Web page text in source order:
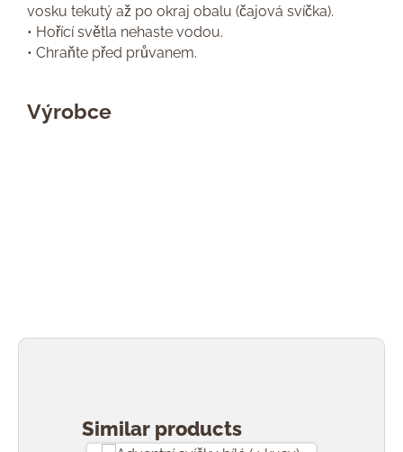
vosku tekutý až po okraj obalu (čajová svíčka).
• Hořící světla nehaste vodou.
• Chraňte před průvanem.
Výrobce
Similar products